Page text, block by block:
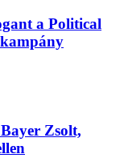
a Political
Zsolt,